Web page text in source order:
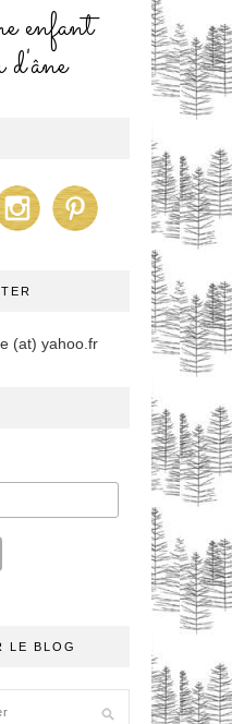
enfant
(at) yahoo.fr
LE BLOG